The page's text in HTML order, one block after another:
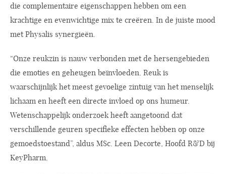
die complementaire eigenschappen hebben om een
krachtige en evenwichtige mix te creëren. In de juiste mood
met Physalis synergieën.
“Onze reukzin is nauw verbonden met de hersengebieden
die emoties en geheugen beïnvloeden. Reuk is
waarschijnlijk het meest gevoelige zintuig van het menselijk
lichaam en heeft een directe invloed op ons humeur.
Wetenschappelijk onderzoek heeft aangetoond dat
verschillende geuren specifieke effecten hebben op onze
gemoedstoestand”, aldus MSc. Leen Decorte, Hoofd R&D bij
KeyPharm.